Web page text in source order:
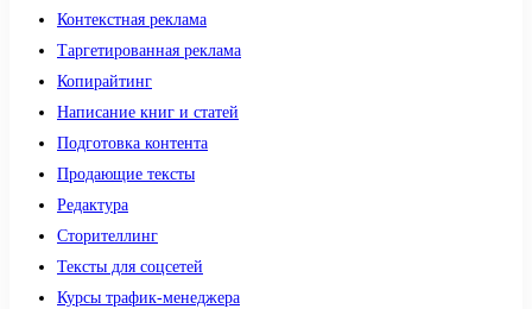
Контекстная реклама
Таргетированная реклама
Копирайтинг
Написание книг и статей
Подготовка контента
Продающие тексты
Редактура
Сторителлинг
Тексты для соцсетей
Курсы трафик-менеджера